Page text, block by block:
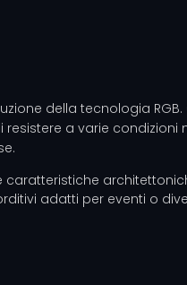
della tecnologia
a varie
adatti per eventi o